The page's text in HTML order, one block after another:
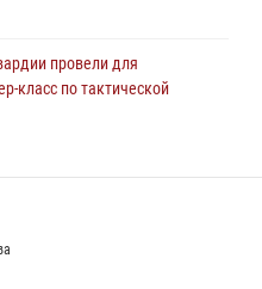
провели для
класс по тактической
сотрудников
2026 года